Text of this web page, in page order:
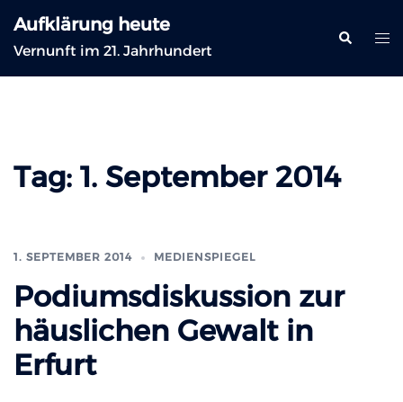
Inhalt
springen
Aufklärung heute
Vernunft im 21. Jahrhundert
Suche
Tag: 1. September 2014
1. SEPTEMBER 2014 MEDIENSPIEGEL
Podiumsdiskussion zur
häuslichen Gewalt in
Erfurt